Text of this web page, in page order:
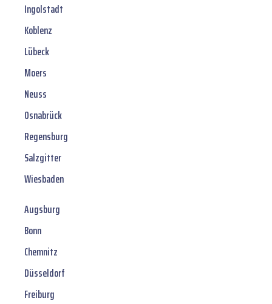
Ingolstadt
Koblenz
Lübeck
Moers
Neuss
Osnabrück
Regensburg
Salzgitter
Wiesbaden
Augsburg
Bonn
Chemnitz
Düsseldorf
Freiburg